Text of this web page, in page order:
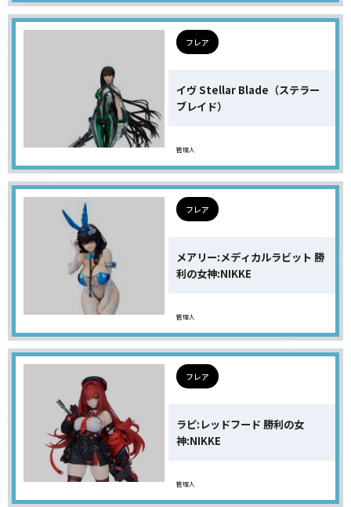
フレア
イヴ Stellar Blade（ステラー
ブレイド）
管理人
フレア
メアリー:メディカルラビット 勝
利の女神:NIKKE
管理人
フレア
ラピ:レッドフード 勝利の女
神:NIKKE
管理人